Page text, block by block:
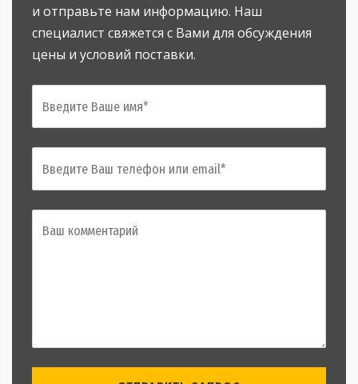
и отправьте нам информацию. Наш
специалист свяжется с Вами для обсуждения
цены и условий поставки.